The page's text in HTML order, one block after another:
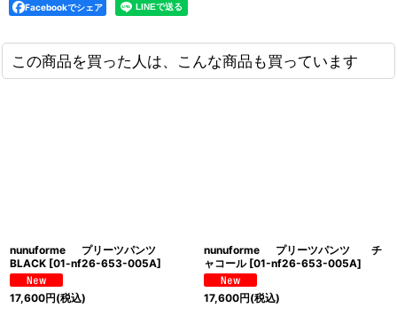
Facebookでシェア
この商品を買った人は、こんな商品も買っています
nunuforme プリーツパンツ
BLACK [01-nf26-653-005A]
17,600円(税込)
nunuforme プリーツパンツ チ
ャコール [01-nf26-653-005A]
17,600円(税込)